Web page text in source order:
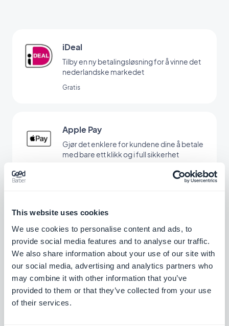
This website uses cookies
We use cookies to personalise content and ads, to
provide social media features and to analyse our traffic.
We also share information about your use of our site with
our social media, advertising and analytics partners who
may combine it with other information that you’ve
provided to them or that they’ve collected from your use
of their services.
iDeal
Tilby en ny betalingsløsning for å vinne det
nederlandske markedet
Gratis
Apple Pay
Gjør det enklere for kundene dine å betale
med bare ett klikk og i full sikkerhet
Paypal
Forenkle betalingsprosessen for kundene
dine ved å redusere friksjonen under
betaling via Paypal
Gratis
Stripe Extended